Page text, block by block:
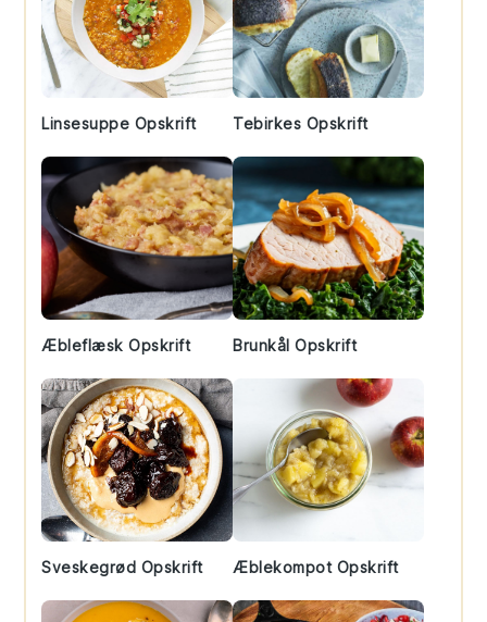
Linsesuppe Opskrift Tebirkes Opskrift
Æbleflæsk Opskrift Brunkål Opskrift
Sveskegrød Opskrift Æblekompot Opskrift